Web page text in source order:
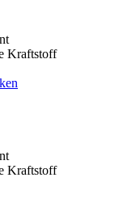
Kraftstoff
Kraftstoff